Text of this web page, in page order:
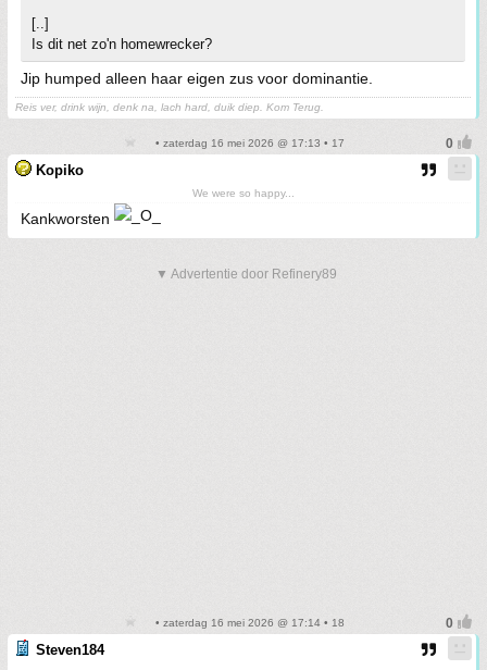
[..]
Is dit net zo'n homewrecker?
Jip humped alleen haar eigen zus voor dominantie.
Reis ver, drink wijn, denk na, lach hard, duik diep. Kom Terug.
• zaterdag 16 mei 2026 @ 17:13 • 17
Kopiko
We were so happy...
Kankworsten
▼ Advertentie door Refinery89
• zaterdag 16 mei 2026 @ 17:14 • 18
Steven184